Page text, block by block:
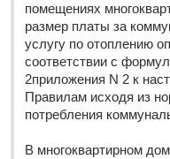
помещениях
размер платы за
услугу по отоплению
соответствии с
2приложения N 2 к
Правилам исходя из
потребления
В многоквартирном